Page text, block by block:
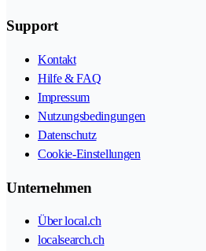
Support
Kontakt
Hilfe & FAQ
Impressum
Nutzungsbedingungen
Datenschutz
Cookie-Einstellungen
Unternehmen
Über local.ch
localsearch.ch